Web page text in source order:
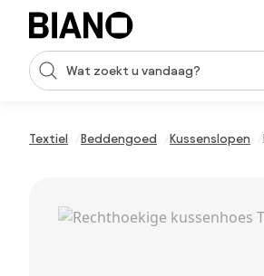
Navigatie overslaan, naar inhoud springen
Zoekopdracht invoeren
Textiel Beddengoed Kussenslopen